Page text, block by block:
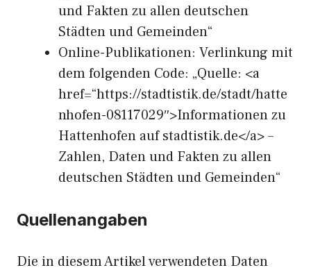
und Fakten zu allen deutschen
Städten und Gemeinden“
Online-Publikationen: Verlinkung mit
dem folgenden Code: „Quelle: <a
href=“https://stadtistik.de/stadt/hatte
nhofen-08117029″>Informationen zu
Hattenhofen auf stadtistik.de</a> –
Zahlen, Daten und Fakten zu allen
deutschen Städten und Gemeinden“
Quellenangaben
Die in diesem Artikel verwendeten Daten